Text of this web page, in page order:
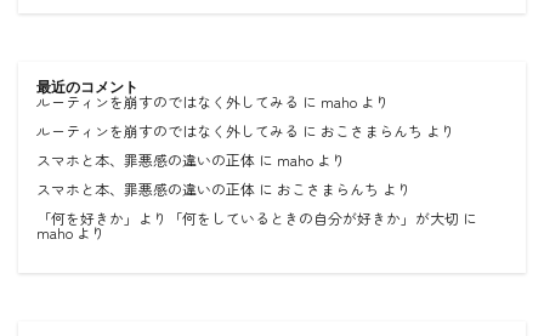
最近のコメント
ルーティンを崩すのではなく外してみる に maho より
ルーティンを崩すのではなく外してみる に おこさまらんち より
スマホと本、罪悪感の違いの正体 に maho より
スマホと本、罪悪感の違いの正体 に おこさまらんち より
「何を好きか」より「何をしているときの自分が好きか」が大切 に
mahoより